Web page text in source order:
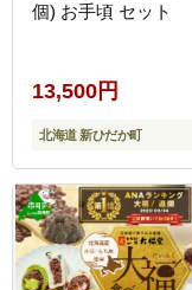
個) お手頃 セット
13,500円
北海道 新ひだか町